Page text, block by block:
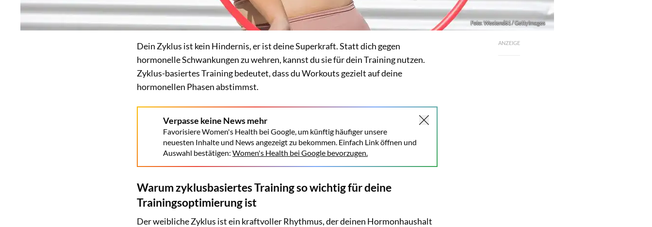
Foto: Westend61 / GettyImages
ANZEIGE
Dein Zyklus ist kein Hindernis, er ist deine Superkraft. Statt dich gegen
hormonelle Schwankungen zu wehren, kannst du sie für dein Training nutzen.
Zyklus-basiertes Training bedeutet, dass du Workouts gezielt auf deine
hormonellen Phasen abstimmst.
Verpasse keine News mehr
Favorisiere Women's Health bei Google, um künftig häufiger unsere
neuesten Inhalte und News angezeigt zu bekommen. Einfach Link öffnen und
Auswahl bestätigen: Women's Health bei Google bevorzugen.
Warum zyklusbasiertes Training so wichtig für deine
Trainingsoptimierung ist
Der weibliche Zyklus ist ein kraftvoller Rhythmus, der deinen Hormonhaushalt